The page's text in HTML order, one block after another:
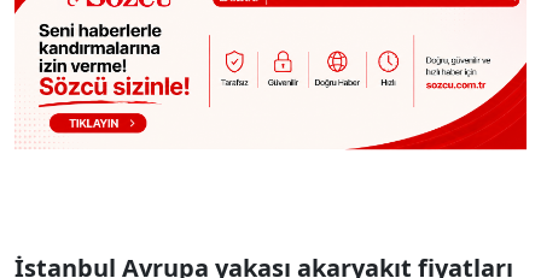
İstanbul Avrupa yakası akaryakıt fiyatları